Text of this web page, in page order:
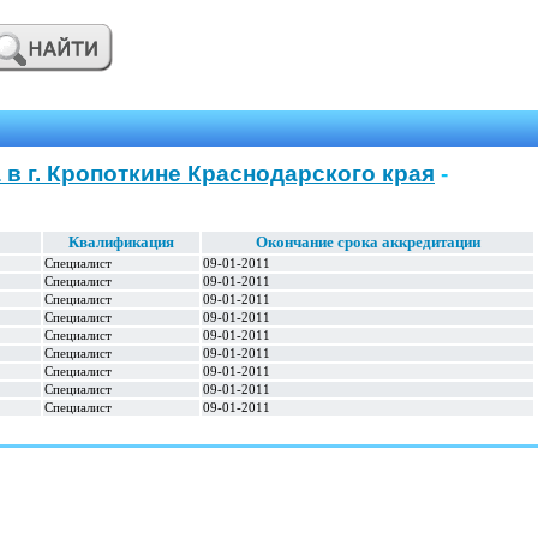
г. Кропоткине Краснодарского края -
Квалификация Окончание срока аккредитации
Специалист
09-01-2011
Специалист
09-01-2011
Специалист
09-01-2011
Специалист
09-01-2011
Специалист
09-01-2011
Специалист
09-01-2011
Специалист
09-01-2011
Специалист
09-01-2011
Специалист
09-01-2011